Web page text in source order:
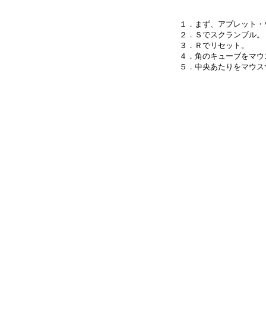
１．まず、アプレット
２．Ｓでスクランブル。
３．Ｒでリセット。
４．角のキューブをマ